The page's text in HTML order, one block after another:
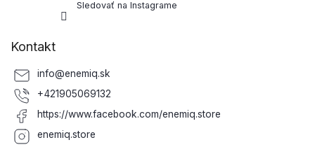
Sledovať na Instagrame
Kontakt
info@enemiq.sk
+421905069132
https://www.facebook.com/enemiq.store
enemiq.store